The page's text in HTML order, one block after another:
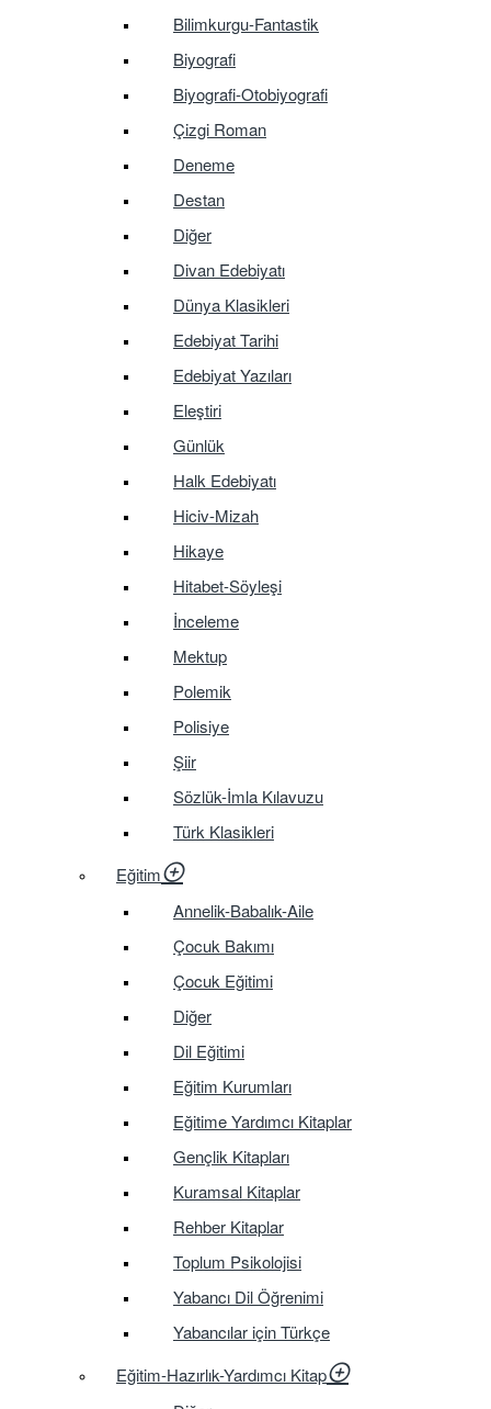
Bilimkurgu-Fantastik
Biyografi
Biyografi-Otobiyografi
Çizgi Roman
Deneme
Destan
Diğer
Divan Edebiyatı
Dünya Klasikleri
Edebiyat Tarihi
Edebiyat Yazıları
Eleştiri
Günlük
Halk Edebiyatı
Hiciv-Mizah
Hikaye
Hitabet-Söyleşi
İnceleme
Mektup
Polemik
Polisiye
Şiir
Sözlük-İmla Kılavuzu
Türk Klasikleri
Eğitim
Annelik-Babalık-Aile
Çocuk Bakımı
Çocuk Eğitimi
Diğer
Dil Eğitimi
Eğitim Kurumları
Eğitime Yardımcı Kitaplar
Gençlik Kitapları
Kuramsal Kitaplar
Rehber Kitaplar
Toplum Psikolojisi
Yabancı Dil Öğrenimi
Yabancılar için Türkçe
Eğitim-Hazırlık-Yardımcı Kitap